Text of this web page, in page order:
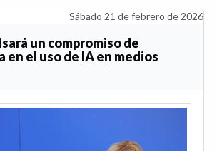
Sábado 21 de febrero de 2026
un compromiso de
en el uso de IA en medios